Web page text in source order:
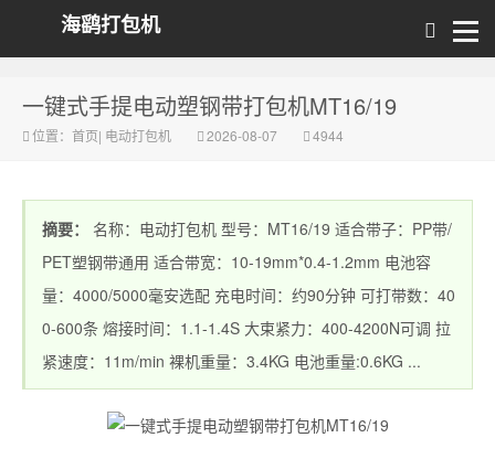
海鹞打包机
一键式手提电动塑钢带打包机MT16/19
位置： 首页| 电动打包机 2026-08-07 4944
摘要：
名称：电动打包机 型号：MT16/19 适合带子：PP带/
PET塑钢带通用 适合带宽：10-19mm*0.4-1.2mm 电池容
量：4000/5000毫安选配 充电时间：约90分钟 可打带数：40
0-600条 熔接时间：1.1-1.4S 大束紧力：400-4200N可调 拉
紧速度：11m/min 裸机重量：3.4KG 电池重量:0.6KG ...